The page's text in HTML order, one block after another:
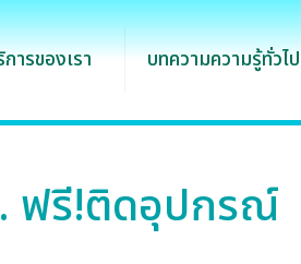
ารของเรา บทความความรู้ทั่วไป
ฟรี!ติดอุปกรณ์